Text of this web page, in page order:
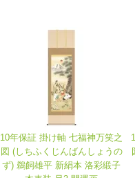
10年保証 掛け軸 七福神万笑之
図 (しちふくじんばんしょうの
ず) 鵜飼雄平 新絹本 洛彩緞子